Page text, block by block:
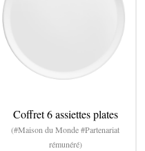
Coffret 6 assiettes plates
(#Maison du Monde #Partenariat
rémunéré)